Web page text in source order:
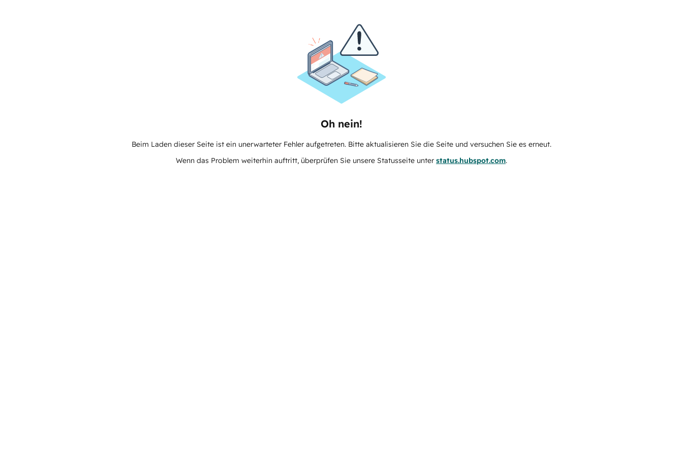
Oh nein!
Beim Laden dieser Seite ist ein unerwarteter Fehler aufgetreten. Bitte aktualisieren Sie die Seite und versuchen Sie es erneut.
Wenn das Problem weiterhin auftritt, überprüfen Sie unsere Statusseite unter status.hubspot.com.